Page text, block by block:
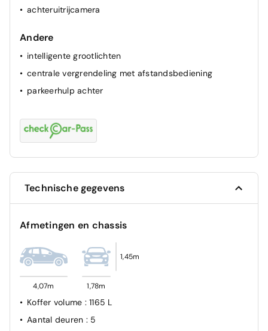
achteruitrijcamera
Andere
intelligente grootlichten
centrale vergrendeling met afstandsbediening
parkeerhulp achter
Technische gegevens
Afmetingen en chassis
4,07m 1,78m
1,45m
Koffer volume : 1165 L
Aantal deuren : 5